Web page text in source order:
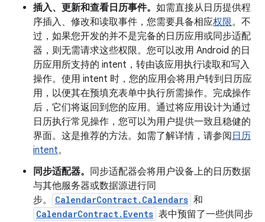
插入、更新和查看日历事件。 如需直接从日历提供程
序插入、修改和读取事件，您需要具备相应权限。不
过，如果您开发的并不是完备的日历应用或同步适配
器，则无需请求这些权限。您可以改用 Android 的日
历应用所支持的 intent，转由该应用执行读取和写入
操作。使用 intent 时，您的应用会将用户转到日历应
用，以便其在预填充表单中执行所需操作。完成操作
后，它们将返回到您的应用。通过将应用设计为通过
日历执行常见操作，您可以为用户提供一致且稳健的
界面。这是推荐的方法。如需了解详情，请参阅 日历
intent。
同步适配器。 同步适配器会将用户设备上的日历数据
与其他服务器或数据源进行同
步。
CalendarContract.Calendars 和
CalendarContract.Events 表中预留了一些供同步